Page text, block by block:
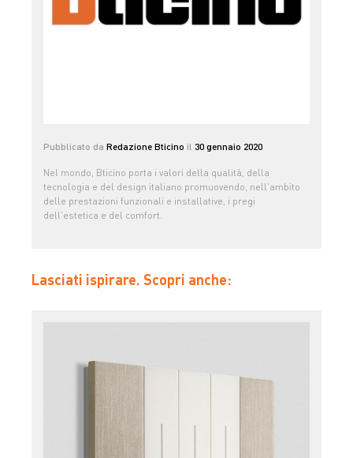
Pubblicato da Redazione Bticino il 30 gennaio 2020
Nel mondo, Bticino porta i valori della qualità, della
tecnologia e del design italiano promuovendo, nell'ambito
delle prestazioni funzionali e installative, i pregi
dell'estetica e del comfort.
Lasciati ispirare. Scopri anche: